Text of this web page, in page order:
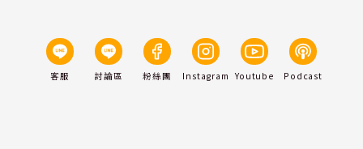
客服 討論區 粉絲團 Instagram Youtube Podcast